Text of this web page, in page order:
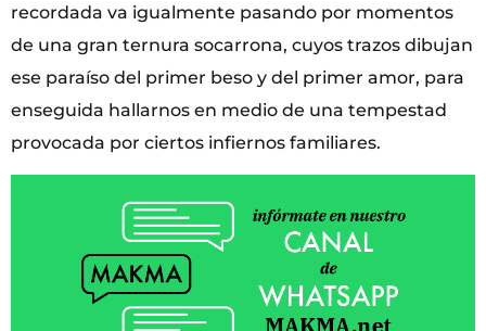
recordada va igualmente pasando por momentos
de una gran ternura socarrona, cuyos trazos dibujan
ese paraíso del primer beso y del primer amor, para
enseguida hallarnos en medio de una tempestad
provocada por ciertos infiernos familiares.